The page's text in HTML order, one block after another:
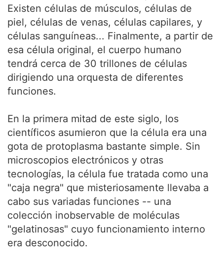
Existen células de músculos, células de
piel, células de venas, células capilares, y
células sanguíneas... Finalmente, a partir de
esa célula original, el cuerpo humano
tendrá cerca de 30 trillones de células
dirigiendo una orquesta de diferentes
funciones.
En la primera mitad de este siglo, los
científicos asumieron que la célula era una
gota de protoplasma bastante simple. Sin
microscopios electrónicos y otras
tecnologías, la célula fue tratada como una
"caja negra" que misteriosamente llevaba a
cabo sus variadas funciones -- una
colección inobservable de moléculas
"gelatinosas" cuyo funcionamiento interno
era desconocido.